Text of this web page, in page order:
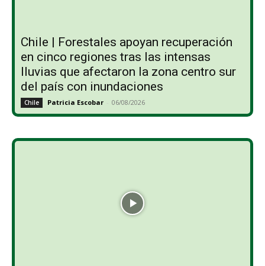
Chile | Forestales apoyan recuperación
en cinco regiones tras las intensas
lluvias que afectaron la zona centro sur
del país con inundaciones
Chile Patricia Escobar - 06/08/2026